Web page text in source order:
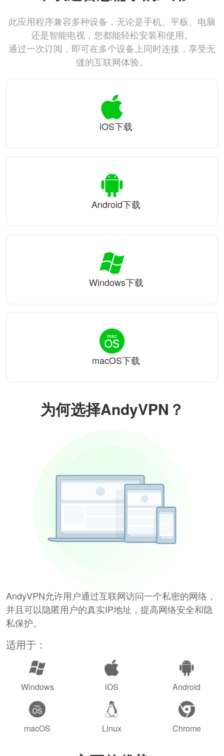
为何选择AndyVPN？
AndyVPN允许用户通过互联网访问一个私密的网络，
并且可以隐匿用户的真实IP地址，提高网络安全和隐
私保护。
适用于：
Windows iOS Android
macOS Linux Chrome
此应用程序兼容多种设备，无论是手机、平板、电脑
还是智能电视，您都能轻松安装和使用。
通过一次订阅，即可在多个设备上同时连接，享受无
缝的互联网体验。
iOS下载
Android下载
Windows下载
macOS下载